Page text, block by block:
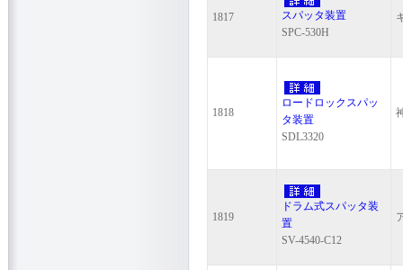
1817
スパッタ装置
SPC-530H
1818
ロードロックスパッ
タ装置
SDL3320
1819
ドラム式スパッタ装
置
SV-4540-C12